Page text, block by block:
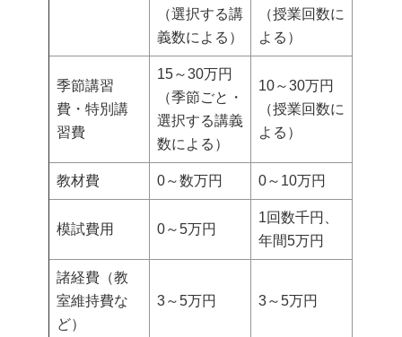
（選択する講
義数による）
（授業回数に
よる）
季節講習
費・特別講
習費
15～30万円
（季節ごと・
選択する講義
数による）
10～30万円
（授業回数に
よる）
教材費 0～数万円 0～10万円
模試費用 0～5万円
1回数千円、
年間5万円
諸経費（教
室維持費な
ど）
3～5万円 3～5万円